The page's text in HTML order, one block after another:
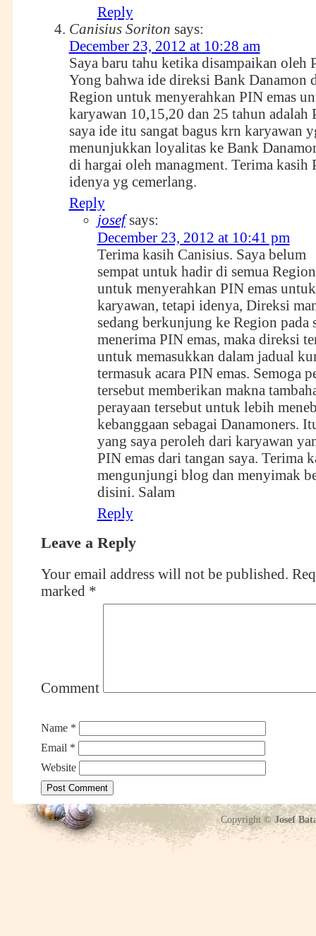
Reply
Canisius Soriton says:
December 23, 2012 at 10:28 am
Saya baru tahu ketika disampaikan oleh
Yong bahwa ide direksi Bank Danamon
Region untuk menyerahkan PIN emas
karyawan 10,15,20 dan 25 tahun adalah
saya ide itu sangat bagus krn karyawan
menunjukkan loyalitas ke Bank
di hargai oleh managment. Terima kasih
idenya yg cemerlang.
Reply
josef says:
December 23, 2012 at 10:41 pm
Terima kasih Canisius. Saya belum
sempat untuk hadir di semua Region
untuk menyerahkan PIN emas
karyawan, tetapi idenya, Direksi
sedang berkunjung ke Region pada
menerima PIN emas, maka direksi
untuk memasukkan dalam jadual
termasuk acara PIN emas. Semoga
tersebut memberikan makna
perayaan tersebut untuk lebih
kebanggaan sebagai Danamoners.
yang saya peroleh dari karyawan
PIN emas dari tangan saya. Terima
mengunjungi blog dan menyimak
disini. Salam
Reply
Leave a Reply
Your email address will not be published.
marked *
Comment
Name *
Email *
Website
Copyright ©Josef